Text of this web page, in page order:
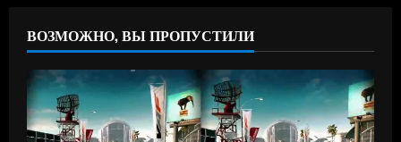
ВОЗМОЖНО, ВЫ ПРОПУСТИЛИ